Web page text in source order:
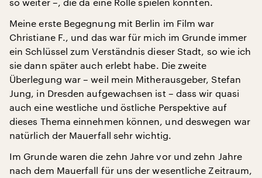
Meine erste Begegnung mit Berlin im Film war
Christiane F., und das war für mich im Grunde immer
ein Schlüssel zum Verständnis dieser Stadt, so wie ich
sie dann später auch erlebt habe. Die zweite
Überlegung war – weil mein Mitherausgeber, Stefan
Jung, in Dresden aufgewachsen ist – dass wir quasi
auch eine westliche und östliche Perspektive auf
dieses Thema einnehmen können, und deswegen war
natürlich der Mauerfall sehr wichtig.
Im Grunde waren die zehn Jahre vor und zehn Jahre
nach dem Mauerfall für uns der wesentliche Zeitraum,